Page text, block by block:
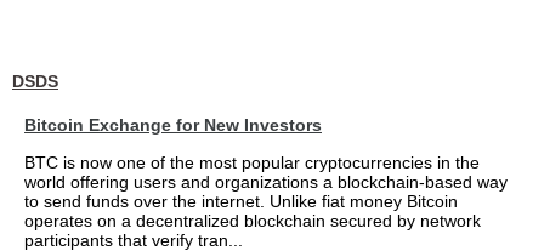
DSDS
Bitcoin Exchange for New Investors
BTC is now one of the most popular cryptocurrencies in the
world offering users and organizations a blockchain-based way
to send funds over the internet. Unlike fiat money Bitcoin
operates on a decentralized blockchain secured by network
participants that verify tran...